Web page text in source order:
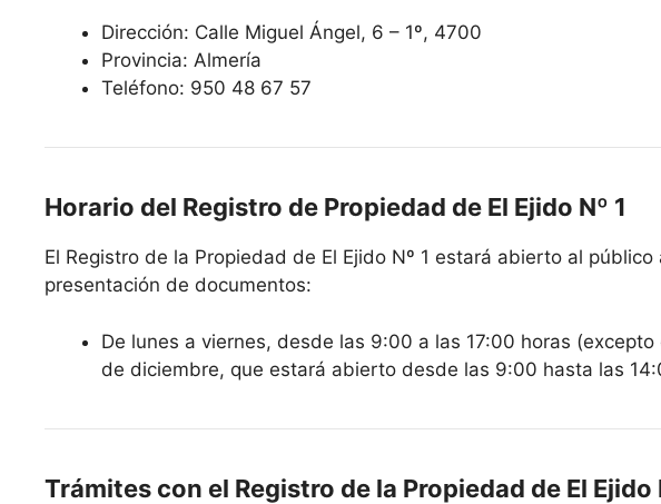
Dirección: Calle Miguel Ángel, 6 – 1º, 4700
Provincia: Almería
Teléfono: 950 48 67 57
Horario del Registro de Propiedad de El Ejido Nº 1
El Registro de la Propiedad de El Ejido Nº 1 estará abierto al
presentación de documentos:
De lunes a viernes, desde las 9:00 a las 17:00 horas
de diciembre, que estará abierto desde las 9:00 hasta las
Trámites con el Registro de la Propiedad de El Ejido